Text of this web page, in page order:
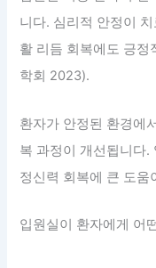
니다. 심리적 안정이
활 리듬 회복에도 긍정
학회 2023).
환자가 안정된 환경에
복 과정이 개선됩니다.
정신력 회복에 큰 도움
입원실이 환자에게 어